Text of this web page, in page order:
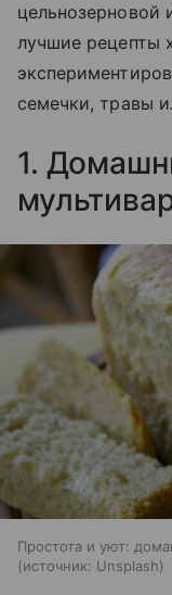
цельнозерновой
лучшие рецепты
семечки, травы
1.
Простота и уют:
источник: Unsplash